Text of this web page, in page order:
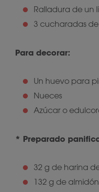
Ralladura de un
3 cucharadas
Para decorar:
Un huevo para
Nueces
Azúcar o
* Preparado
32 g de harina
132 g de